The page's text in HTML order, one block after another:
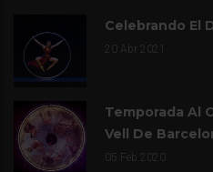
Celebrando El
20 Abr 2021
Temporada Al
Vell De
05 Feb 2020